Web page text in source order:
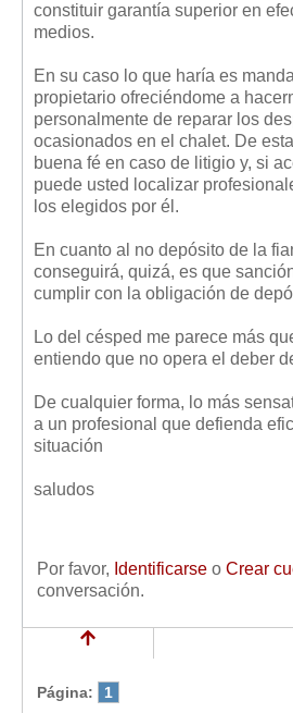
constituir garantía superior en
medios.
En su caso lo que haría es
propietario ofreciéndome a
personalmente de reparar los
ocasionados en el chalet. De
buena fé en caso de litigio y, si
puede usted localizar
los elegidos por él.
En cuanto al no depósito de la
conseguirá, quizá, es que
cumplir con la obligación de
Lo del césped me parece más
entiendo que no opera el deber
De cualquier forma, lo más
a un profesional que defienda
situación
saludos
Por favor, Identificarse o Crear
conversación.
Página: 1